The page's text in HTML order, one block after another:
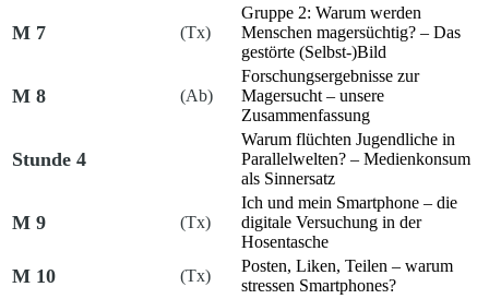
M 7 (Tx)
Gruppe 2: Warum werden
Menschen magersüchtig? – Das
gestörte (Selbst-)Bild
M 8 (Ab)
Forschungsergebnisse zur
Magersucht – unsere
Zusammenfassung
Stunde 4
Warum flüchten Jugendliche in
Parallelwelten? – Medienkonsum
als Sinnersatz
M 9 (Tx)
Ich und mein Smartphone – die
digitale Versuchung in der
Hosentasche
M 10 (Tx)
Posten, Liken, Teilen – warum
stressen Smartphones?